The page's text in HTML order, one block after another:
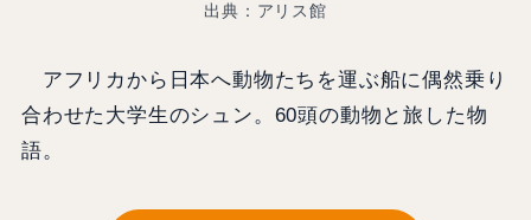
出典：アリス館
アフリカから日本へ動物たちを運ぶ船に偶然乗り
合わせた大学生のシュン。60頭の動物と旅した物
語。